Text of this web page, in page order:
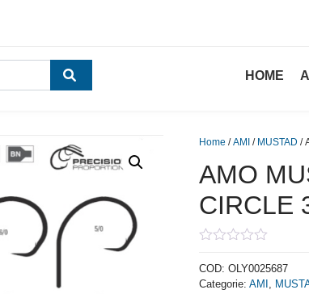
HOME
Home /AMI / MUSTAD /
AMO
CIRCLE
out
of
COD:OLY0025687
Categorie:AMI ,